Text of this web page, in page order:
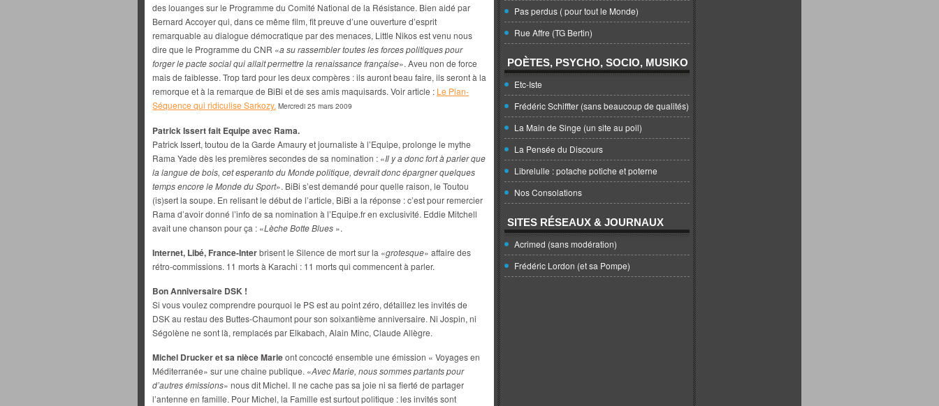
des louanges sur le Programme du Comité National de la Résistance. Bien aidé par
Bernard Accoyer qui, dans ce même film, fit preuve d’une ouverture d’esprit
remarquable au dialogue démocratique par des menaces, Little Nikos est venu nous
dire que le Programme du CNR «a su rassembler toutes les forces politiques pour
forger le pacte social qui allait permettre la renaissance française». Aveu non de force
mais de faiblesse. Trop tard pour les deux compères : ils auront beau faire, ils seront à la
remorque et à la remarque de BiBi et de ses amis maquisards. Voir article : Le Plan-
Séquence qui ridiculise Sarkozy. Mercredi 25 mars 2009
Patrick Issert fait Equipe avec Rama.
Patrick Issert, toutou de la Garde Amaury et journaliste à l’Equipe, prolonge le mythe
Rama Yade dès les premières secondes de sa nomination : «Il y a donc fort à parier que
la langue de bois, cet esperanto du Monde politique, devrait donc épargner quelques
temps encore le Monde du Sport». BiBi s’est demandé pour quelle raison, le Toutou
(is)sert la soupe. En relisant le début de l’article, BiBi a la réponse : c’est pour remercier
Rama d’avoir donné l’info de sa nomination à l’Equipe.fr en exclusivité. Eddie Mitchell
avait une chanson pour ça : «Lèche Botte Blues ».
Internet, Libé, France-Interbrisent le Silence de mort sur la «grotesque» affaire des
rétro-commissions. 11 morts à Karachi : 11 morts qui commencent à parler.
Bon Anniversaire DSK !
Si vous voulez comprendre pourquoi le PS est au point zéro, détaillez les invités de
DSK au restau des Buttes-Chaumont pour son soixantième anniversaire. Ni Jospin, ni
Ségolène ne sont là, remplacés par Elkabach, Alain Minc, Claude Allègre.
Michel Drucker et sa nièce Marieont concocté ensemble une émission « Voyages en
Méditerranée» sur une chaine publique. «Avec Marie, nous sommes partants pour
d’autres émissions» nous dit Michel. Il ne cache pas sa joie ni sa fierté de partager
l’antenne en famille. Pour Michel, la Famille est surtout politique : les invités sont
Pas perdus ( pour tout le Monde)
Rue Affre (TG Bertin)
POÈTES, PSYCHO, SOCIO, MUSIKO
Etc-Iste
Frédéric Schiffter (sans beaucoup de qualités)
La Main de Singe (un site au poil)
La Pensée du Discours
Librelulle : potache potiche et poterne
Nos Consolations
SITES RÉSEAUX & JOURNAUX
Acrimed (sans modération)
Frédéric Lordon (et sa Pompe)